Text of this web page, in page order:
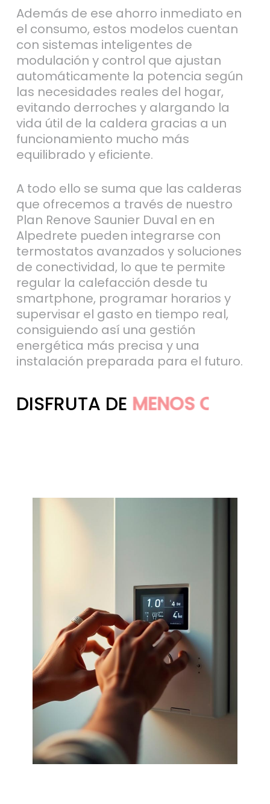
Además de ese ahorro inmediato en
el consumo, estos modelos cuentan
con sistemas inteligentes de
modulación y control que ajustan
automáticamente la potencia según
las necesidades reales del hogar,
evitando derroches y alargando la
vida útil de la caldera gracias a un
funcionamiento mucho más
equilibrado y eficiente.
A todo ello se suma que las calderas
que ofrecemos a través de nuestro
Plan Renove Saunier Duval en en
Alpedrete pueden integrarse con
termostatos avanzados y soluciones
de conectividad, lo que te permite
regular la calefacción desde tu
smartphone, programar horarios y
supervisar el gasto en tiempo real,
consiguiendo así una gestión
energética más precisa y una
instalación preparada para el futuro.
DISFRUTA DE MÁS AHORRO